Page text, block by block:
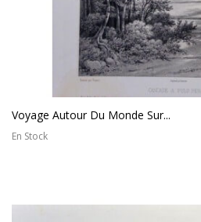
Voyage Autour Du Monde Sur...
En Stock